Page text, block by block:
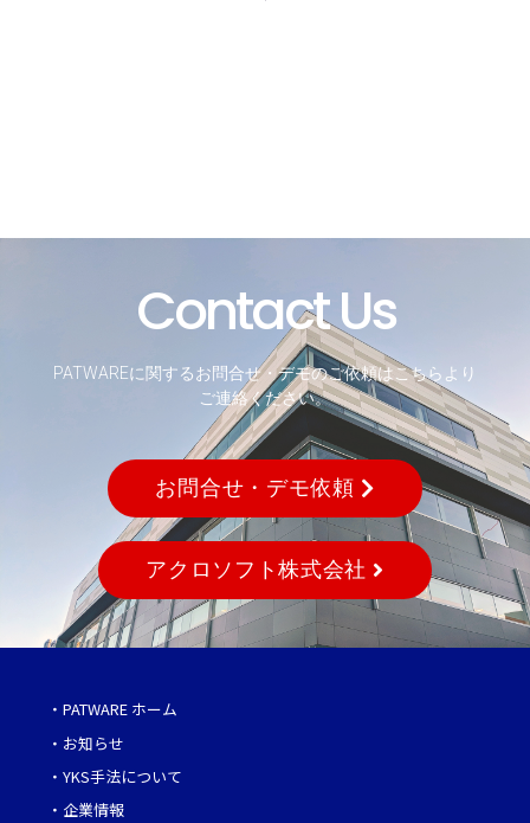
Contact Us
PATWAREに関するお問合せ・デモのご依頼はこちらより
ご連絡ください。
お問合せ・デモ依頼
アクロソフト株式会社
・ PATWARE ホーム
・ お知らせ
・ YKS手法について
・ 企業情報